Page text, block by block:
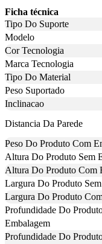
Ficha técnica
Tipo Do Suporte
Modelo
Cor Tecnologia
Marca Tecnologia
Tipo Do Material
Peso Suportado
Inclinacao
Distancia Da Parede
Peso Do Produto Com
Altura Do Produto Sem
Altura Do Produto Com
Largura Do Produto
Largura Do Produto
Profundidade Do
Embalagem
Profundidade Do